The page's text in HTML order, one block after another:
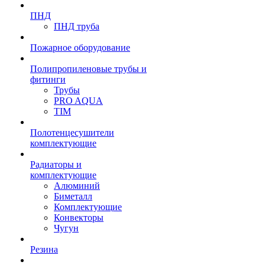
ПНД
ПНД труба
Пожарное оборудование
Полипропиленовые трубы и
фитинги
Трубы
PRO AQUA
TIM
Полотенцесушители
комплектующие
Радиаторы и
комплектующие
Алюминий
Биметалл
Комплектующие
Конвекторы
Чугун
Резина